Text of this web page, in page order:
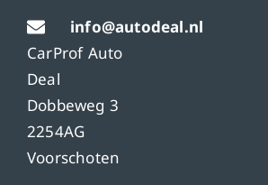
info@autodeal.nl
CarProf Auto
Deal
Dobbeweg 3
2254AG
Voorschoten